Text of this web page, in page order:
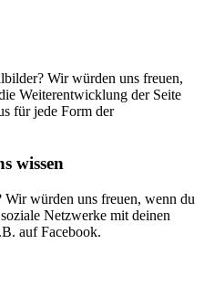
Wir würden uns freuen,
Weiterentwicklung der Seite
für jede Form der
wissen
würden uns freuen, wenn du
Netzwerke mit deinen
auf Facebook.